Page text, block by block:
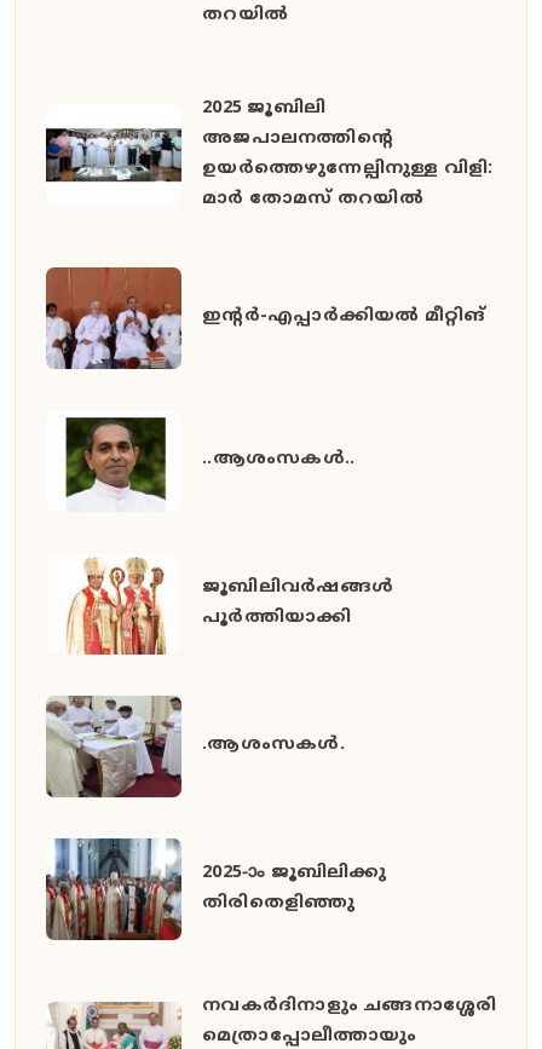
തറയിൽ
2025 ജൂബിലി
അജപാലനത്തിന്റെ
ഉയർത്തെഴുന്നേല്പിനുള്ള വിളി:
മാർ തോമസ് തറയിൽ
ഇൻ്റർ-എപ്പാർക്കിയൽ മീറ്റിങ്
..ആശംസകൾ..
ജൂബിലിവർഷങ്ങൾ
പൂർത്തിയാക്കി
.ആശംസകൾ.
2025-ാം ജൂബിലിക്കു
തിരിതെളിഞ്ഞു
നവകർദിനാളും ചങ്ങനാശ്ശേരി
മെത്രാപ്പോലീത്തായും